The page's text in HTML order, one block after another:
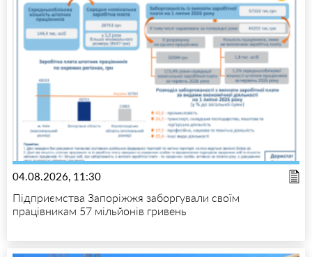
04.08.2026, 11:30
Підприємства Запоріжжя заборгували своїм
працівникам 57 мільйонів гривень